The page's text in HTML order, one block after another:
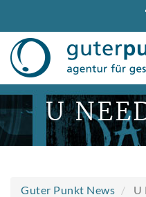
Direkt
zum
Inhalt
U
Guter Punkt News U